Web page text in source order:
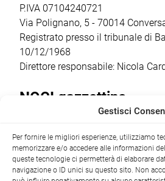
condotta dalla
regista,
sceneggiatrice […]
P.IVA 07104240721
Via Polignano, 5 - 70014
Registrato presso il tribunale di
10/12/1968
Direttore responsabile: Nicola
NOCI gazzettino
+39 080 4979274|
Archivio
Gestisci
Per fornire le migliori esperienze, utilizziamo
memorizzare e/o accedere alle informazioni
queste tecnologie ci permetterà di elaborare
navigazione o ID unici su questo sito. Non